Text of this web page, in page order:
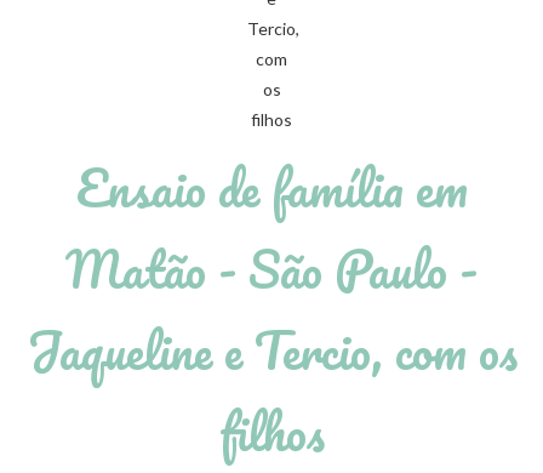
Ensaio de família em
Matão - São Paulo -
Jaqueline e Tercio, com os
filhos